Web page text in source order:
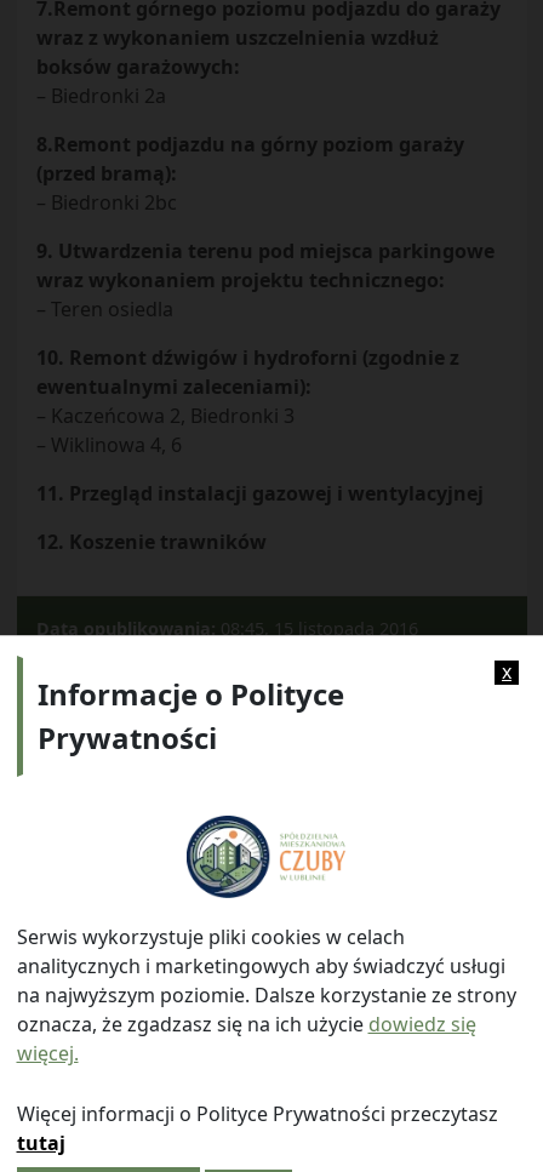
7.Remont górnego poziomu podjazdu do garaży
wraz z wykonaniem uszczelnienia wzdłuż
boksów garażowych:
– Biedronki 2a
8.Remont podjazdu na górny poziom garaży
(przed bramą):
– Biedronki 2bc
9. Utwardzenia terenu pod miejsca parkingowe
wraz wykonaniem projektu technicznego:
– Teren osiedla
10. Remont dźwigów i hydroforni (zgodnie z
ewentualnymi zaleceniami):
– Kaczeńcowa 2, Biedronki 3
– Wiklinowa 4, 6
11. Przegląd instalacji gazowej i wentylacyjnej
12. Koszenie trawników
Data opublikowania: 08:45, 15 listopada 2016
ul. Watykańska 6, 20-538 Lublin
Telefon: 814641700 E-mail: info@smczuby.pl
© 2026
x
Informacje o Polityce
Prywatności
Serwis wykorzystuje pliki cookies w celach
analitycznych i marketingowych aby świadczyć usługi
na najwyższym poziomie. Dalsze korzystanie ze strony
oznacza, że zgadzasz się na ich użycie dowiedz się
więcej.
Więcej informacji o Polityce Prywatności przeczytasz
tutaj